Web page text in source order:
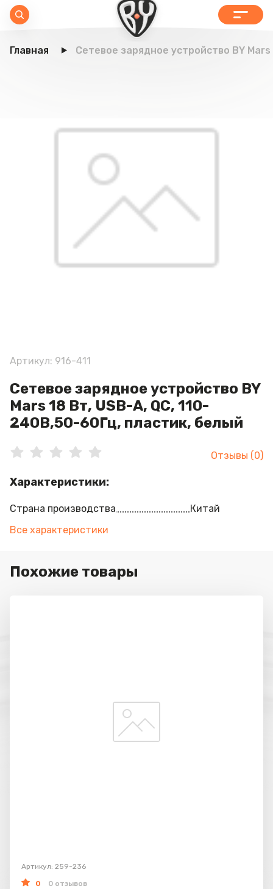
Главная Сетевое зарядное устройство BY
Артикул: 916-411
Сетевое зарядное устройство BY
Mars 18 Вт, USB-A, QC, 110-
240В,50-60Гц, пластик, белый
Отзывы (0)
Характеристики:
Страна производства
Китай
Все характеристики
Похожие товары
Артикул: 259-236
0
0 отзывов